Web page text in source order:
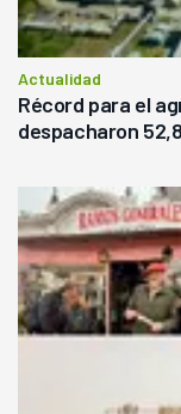
Actualidad
Récord para el
despacharon